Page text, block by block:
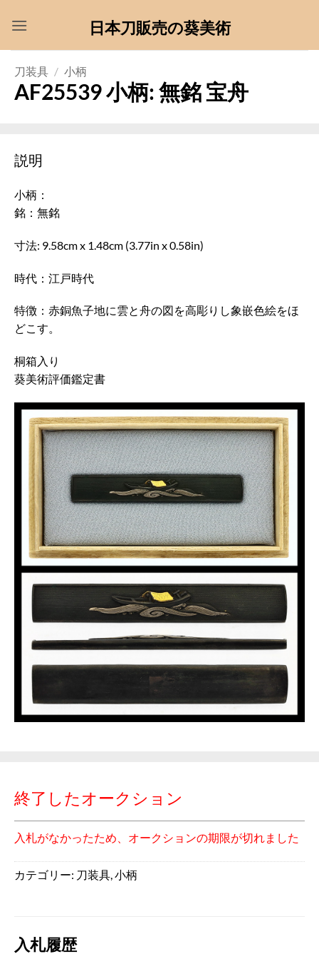
日本刀販売の葵美術
刀装具 / 小柄
AF25539 小柄: 無銘 宝舟
説明
小柄：
銘：無銘
寸法: 9.58cm x 1.48cm (3.77in x 0.58in)
時代：江戸時代
特徴：赤銅魚子地に雲と舟の図を高彫りし象嵌色絵をほ
どこす。
桐箱入り
葵美術評価鑑定書
終了したオークション
入札がなかったため、オークションの期限が切れました
カテゴリー: 刀装具 小柄
入札履歴